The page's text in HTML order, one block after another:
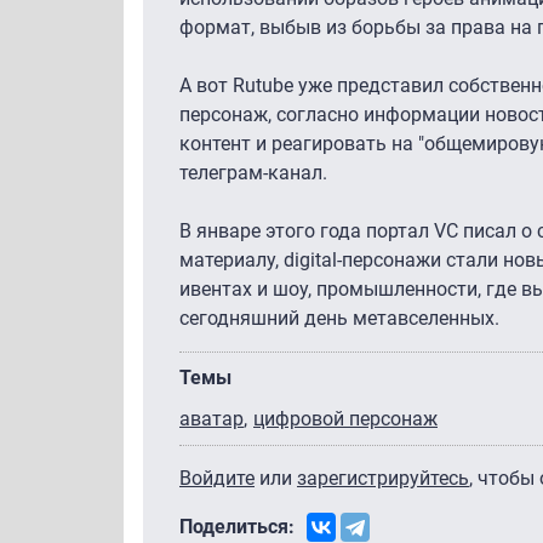
формат, выбыв из борьбы за права на
А вот Rutube уже представил
персонаж, согласно информации
контент и реагировать на
телеграм-канал.
В январе этого года портал VC писал
материалу, digital-персонажи стали
ивентах и шоу, промышленности, где
сегодняшний день метавселенных.
Темы
аватар цифровой персонаж
Войдите или зарегистрируйтесь, чтобы
Поделиться: